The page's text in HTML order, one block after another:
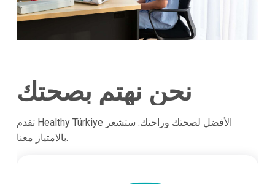
نحن نهتم بصحتك
تقدم Healthy Türkiye الأفضل لصحتك وراحتك. ستشعر
بالامتياز معنا.